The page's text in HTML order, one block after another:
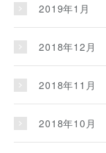
2019年1月
2018年12月
2018年11月
2018年10月